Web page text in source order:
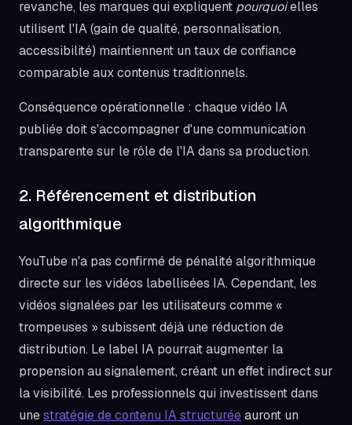
revanche, les marques qui expliquent pourquoielles
utilisent l'IA (gain de qualité, personnalisation,
accessibilité) maintiennent un taux de confiance
comparable aux contenus traditionnels.
Conséquence opérationnelle : chaque vidéo IA
publiée doit s'accompagner d'une communication
transparente sur le rôle de l'IA dans sa production.
2. Référencement et distribution
algorithmique
YouTube n'a pas confirmé de pénalité algorithmique
directe sur les vidéos labellisées IA. Cependant, les
vidéos signalées par les utilisateurs comme «
trompeuses » subissent déjà une réduction de
distribution. Le label IA pourrait augmenter la
propension au signalement, créant un effet indirect sur
la visibilité. Les professionnels qui investissent dans
unestratégie de contenu IA structuréeauront un